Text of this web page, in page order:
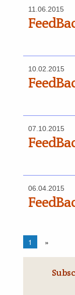
11.06.2015
10.02.2015
07.10.2015
06.04.2015
1 »